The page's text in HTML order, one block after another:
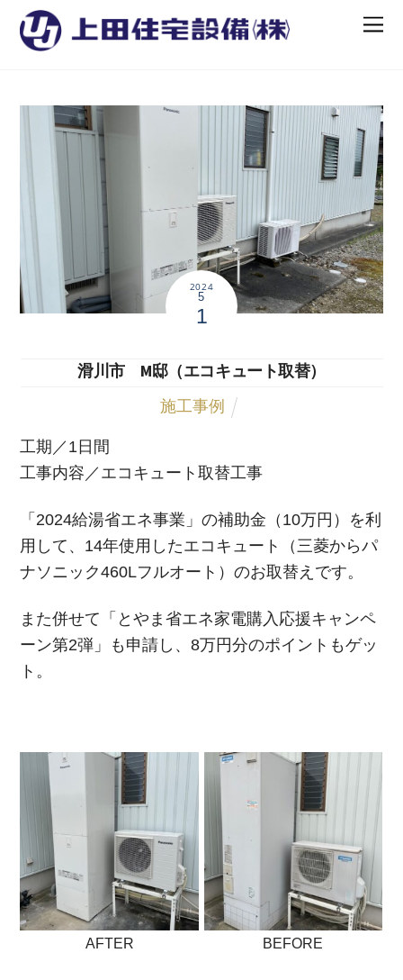
2024
5
1
滑川市 M邸（エコキュート取替）
施工事例
工期／1日間
工事内容／エコキュート取替工事
「2024給湯省エネ事業」の補助金（10万円）を利
用して、14年使用したエコキュート（三菱からパ
ナソニック460Lフルオート）のお取替えです。
また併せて「とやま省エネ家電購入応援キャンペ
ーン第2弾」も申請し、8万円分のポイントもゲッ
ト。
AFTER BEFORE